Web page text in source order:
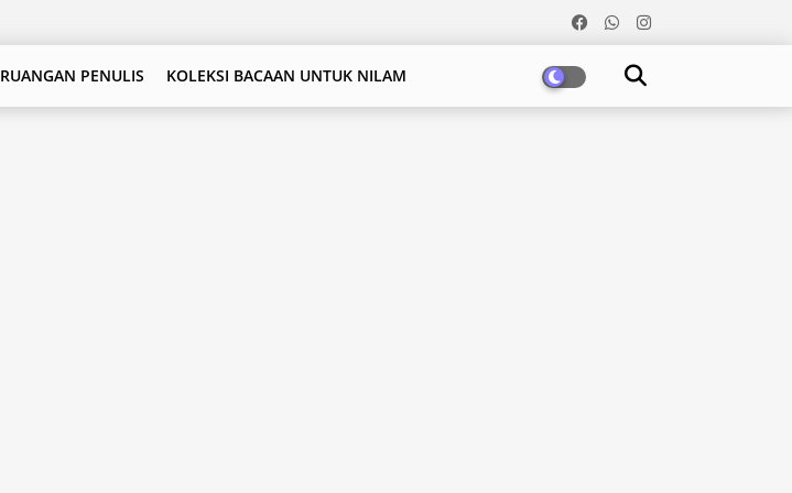
RUANGAN PENULIS KOLEKSI BACAAN UNTUK NILAM